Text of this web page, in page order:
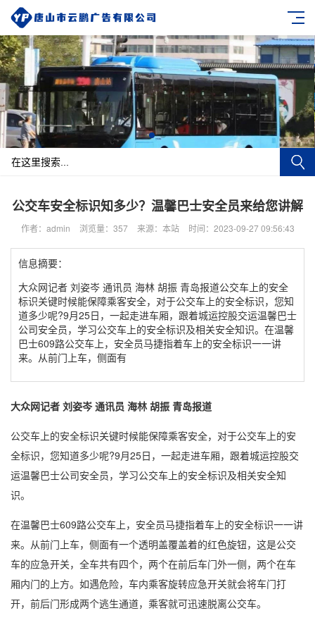
公交车安全标识知多少？温馨巴士安全员来给您讲解
作者：admin 浏览量：357 来源：本站 时间：2023-09-27 09:56:43
信息摘要：
大众网记者 刘姿岑 通讯员 海林 胡振 青岛报道公交车上的安全
标识关键时候能保障乘客安全，对于公交车上的安全标识，您知
道多少呢?9月25日，一起走进车厢，跟着城运控股交运温馨巴士
公司安全员，学习公交车上的安全标识及相关安全知识。在温馨
巴士609路公交车上，安全员马捷指着车上的安全标识一一讲
来。从前门上车，侧面有
大众网记者 刘姿岑 通讯员 海林 胡振 青岛报道
公交车上的安全标识关键时候能保障乘客安全，对于公交车上的安
全标识，您知道多少呢?9月25日，一起走进车厢，跟着城运控股交
运温馨巴士公司安全员，学习公交车上的安全标识及相关安全知
识。
在温馨巴士609路公交车上，安全员马捷指着车上的安全标识一一讲
来。从前门上车，侧面有一个透明盖覆盖着的红色旋钮，这是公交
车的应急开关，全车共有四个，两个在前后车门外一侧，两个在车
厢内门的上方。如遇危险，车内乘客旋转应急开关就会将车门打
开，前后门形成两个逃生通道，乘客就可迅速脱离公交车。